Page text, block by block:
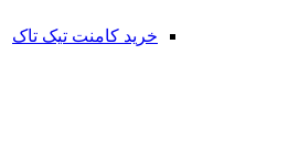
خرید کامنت تیک تاک